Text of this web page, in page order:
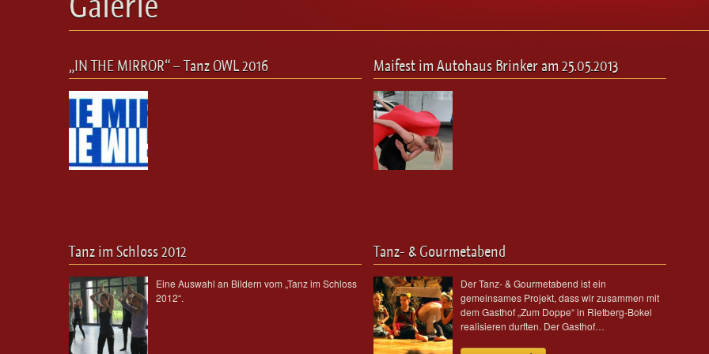
„IN THE MIRROR“ – Tanz OWL 2016 Maifest im Autohaus Brinker am 25.05.2013
Tanz im Schloss 2012
Eine Auswahl an Bildern vom „Tanz im Schloss
2012“.
Tanz- & Gourmetabend
Der Tanz- & Gourmetabend ist ein
gemeinsames Projekt, dass wir zusammen mit
dem Gasthof „Zum Doppe“ in Rietberg-Bokel
realisieren durften. Der Gasthof…